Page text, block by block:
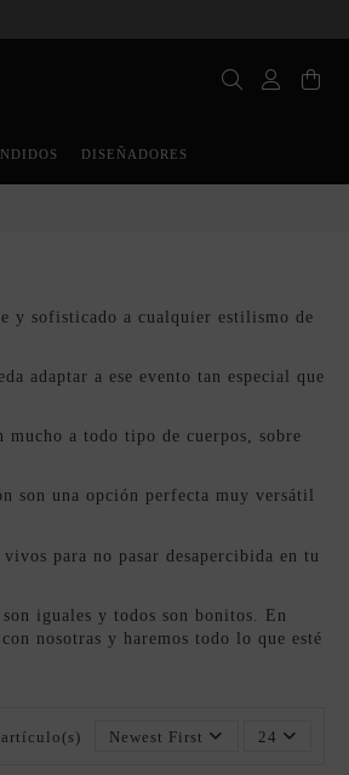
DISEÑADORES
y sofisticado a cualquier estilismo de
adaptar a ese evento tan especial que
mucho a todo tipo de cuerpos, sobre
son una opción perfecta muy versátil
para no pasar desapercibida en tu
iguales y todos son bonitos. En
nosotras y haremos todo lo que esté
Newest First 24